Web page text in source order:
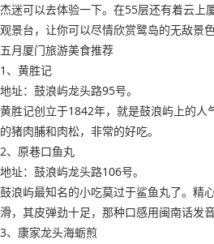
杰迷可以去体验一下。在55层还有着云上
观景台，让你可以尽情欣赏鹭岛的无敌景色
五月厦门旅游美食推荐
1、黄胜记
地址：鼓浪屿龙头路95号。
黄胜记创立于1842年，就是鼓浪屿上的人
的猪肉脯和肉松，非常的好吃。
2、原巷口鱼丸
地址：鼓浪屿龙头路106号。
鼓浪屿最知名的小吃莫过于鲨鱼丸了。精
滑，其皮弹劲十足，那种口感用闽南话发
3、康家龙头海蛎煎